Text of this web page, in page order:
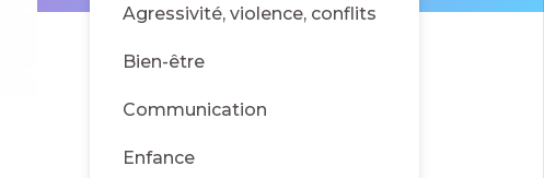
Agressivité, violence, conflits
Bien-être
Communication
Enfance